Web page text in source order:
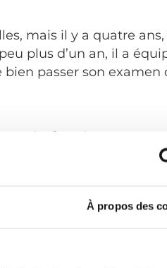
À propos des
mais il y a quatre ans,
plus d’un an, il a
bien passer son examen
the new
the BraunAbility